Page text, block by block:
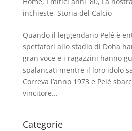
inchieste, Storia del Calcio
Quando il leggendario Pelé è
spettatori allo stadio di Doha
gran voce e i ragazzini hanno
spalancati mentre il loro idolo
Correva l’anno 1973 e Pelé
vincitore...
Categorie